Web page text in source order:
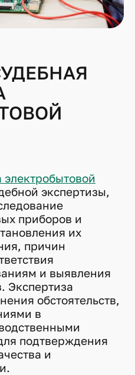
электробытовой
экспертизы,
приборов и
их
причин
и выявления
Экспертиза
обстоятельств,
в
подтверждения
и